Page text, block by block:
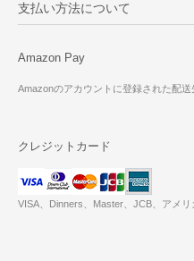
支払い方法について
Amazon Pay
Amazonのアカウントに登録された配
クレジットカード
VISA、Dinners、Master、JCB、アメ